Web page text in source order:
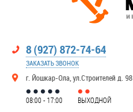
8 (927) 872-74-64
ЗАКАЗАТЬ ЗВОНОК
г. Йошкар-Ола, ул.Строителей д. 98
08:00 - 17:00 ВЫХОДНОЙ